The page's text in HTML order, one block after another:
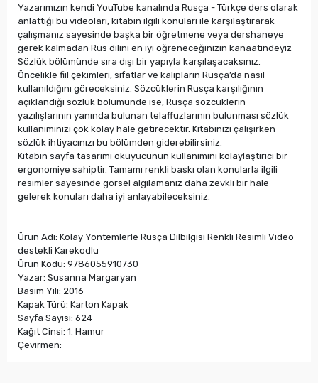
Yazarımızın kendi YouTube kanalında Rusça - Türkçe ders olarak
anlattığı bu videoları, kitabın ilgili konuları ile karşılaştırarak
çalışmanız sayesinde başka bir öğretmene veya dershaneye
gerek kalmadan Rus dilini en iyi öğreneceğinizin kanaatindeyiz
Sözlük bölümünde sıra dışı bir yapıyla karşılaşacaksınız.
Öncelikle fiil çekimleri, sıfatlar ve kalıpların Rusça’da nasıl
kullanıldığını göreceksiniz. Sözcüklerin Rusça karşılığının
açıklandığı sözlük bölümünde ise, Rusça sözcüklerin
yazılışlarının yanında bulunan telaffuzlarının bulunması sözlük
kullanımınızı çok kolay hale getirecektir. Kitabınızı çalışırken
sözlük ihtiyacınızı bu bölümden giderebilirsiniz.
Kitabın sayfa tasarımı okuyucunun kullanımını kolaylaştırıcı bir
ergonomiye sahiptir. Tamamı renkli baskı olan konularla ilgili
resimler sayesinde görsel algılamanız daha zevkli bir hale
gelerek konuları daha iyi anlayabileceksiniz.
Ürün Adı: Kolay Yöntemlerle Rusça Dilbilgisi Renkli Resimli Video
destekli Karekodlu
Ürün Kodu: 9786055910730
Yazar: Susanna Margaryan
Basım Yılı: 2016
Kapak Türü: Karton Kapak
Sayfa Sayısı: 624
Kağıt Cinsi: 1. Hamur
Çevirmen: